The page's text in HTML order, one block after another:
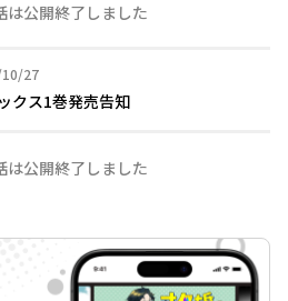
は公開終了しました
27
10月27日
クス1巻発売告知
は公開終了しました